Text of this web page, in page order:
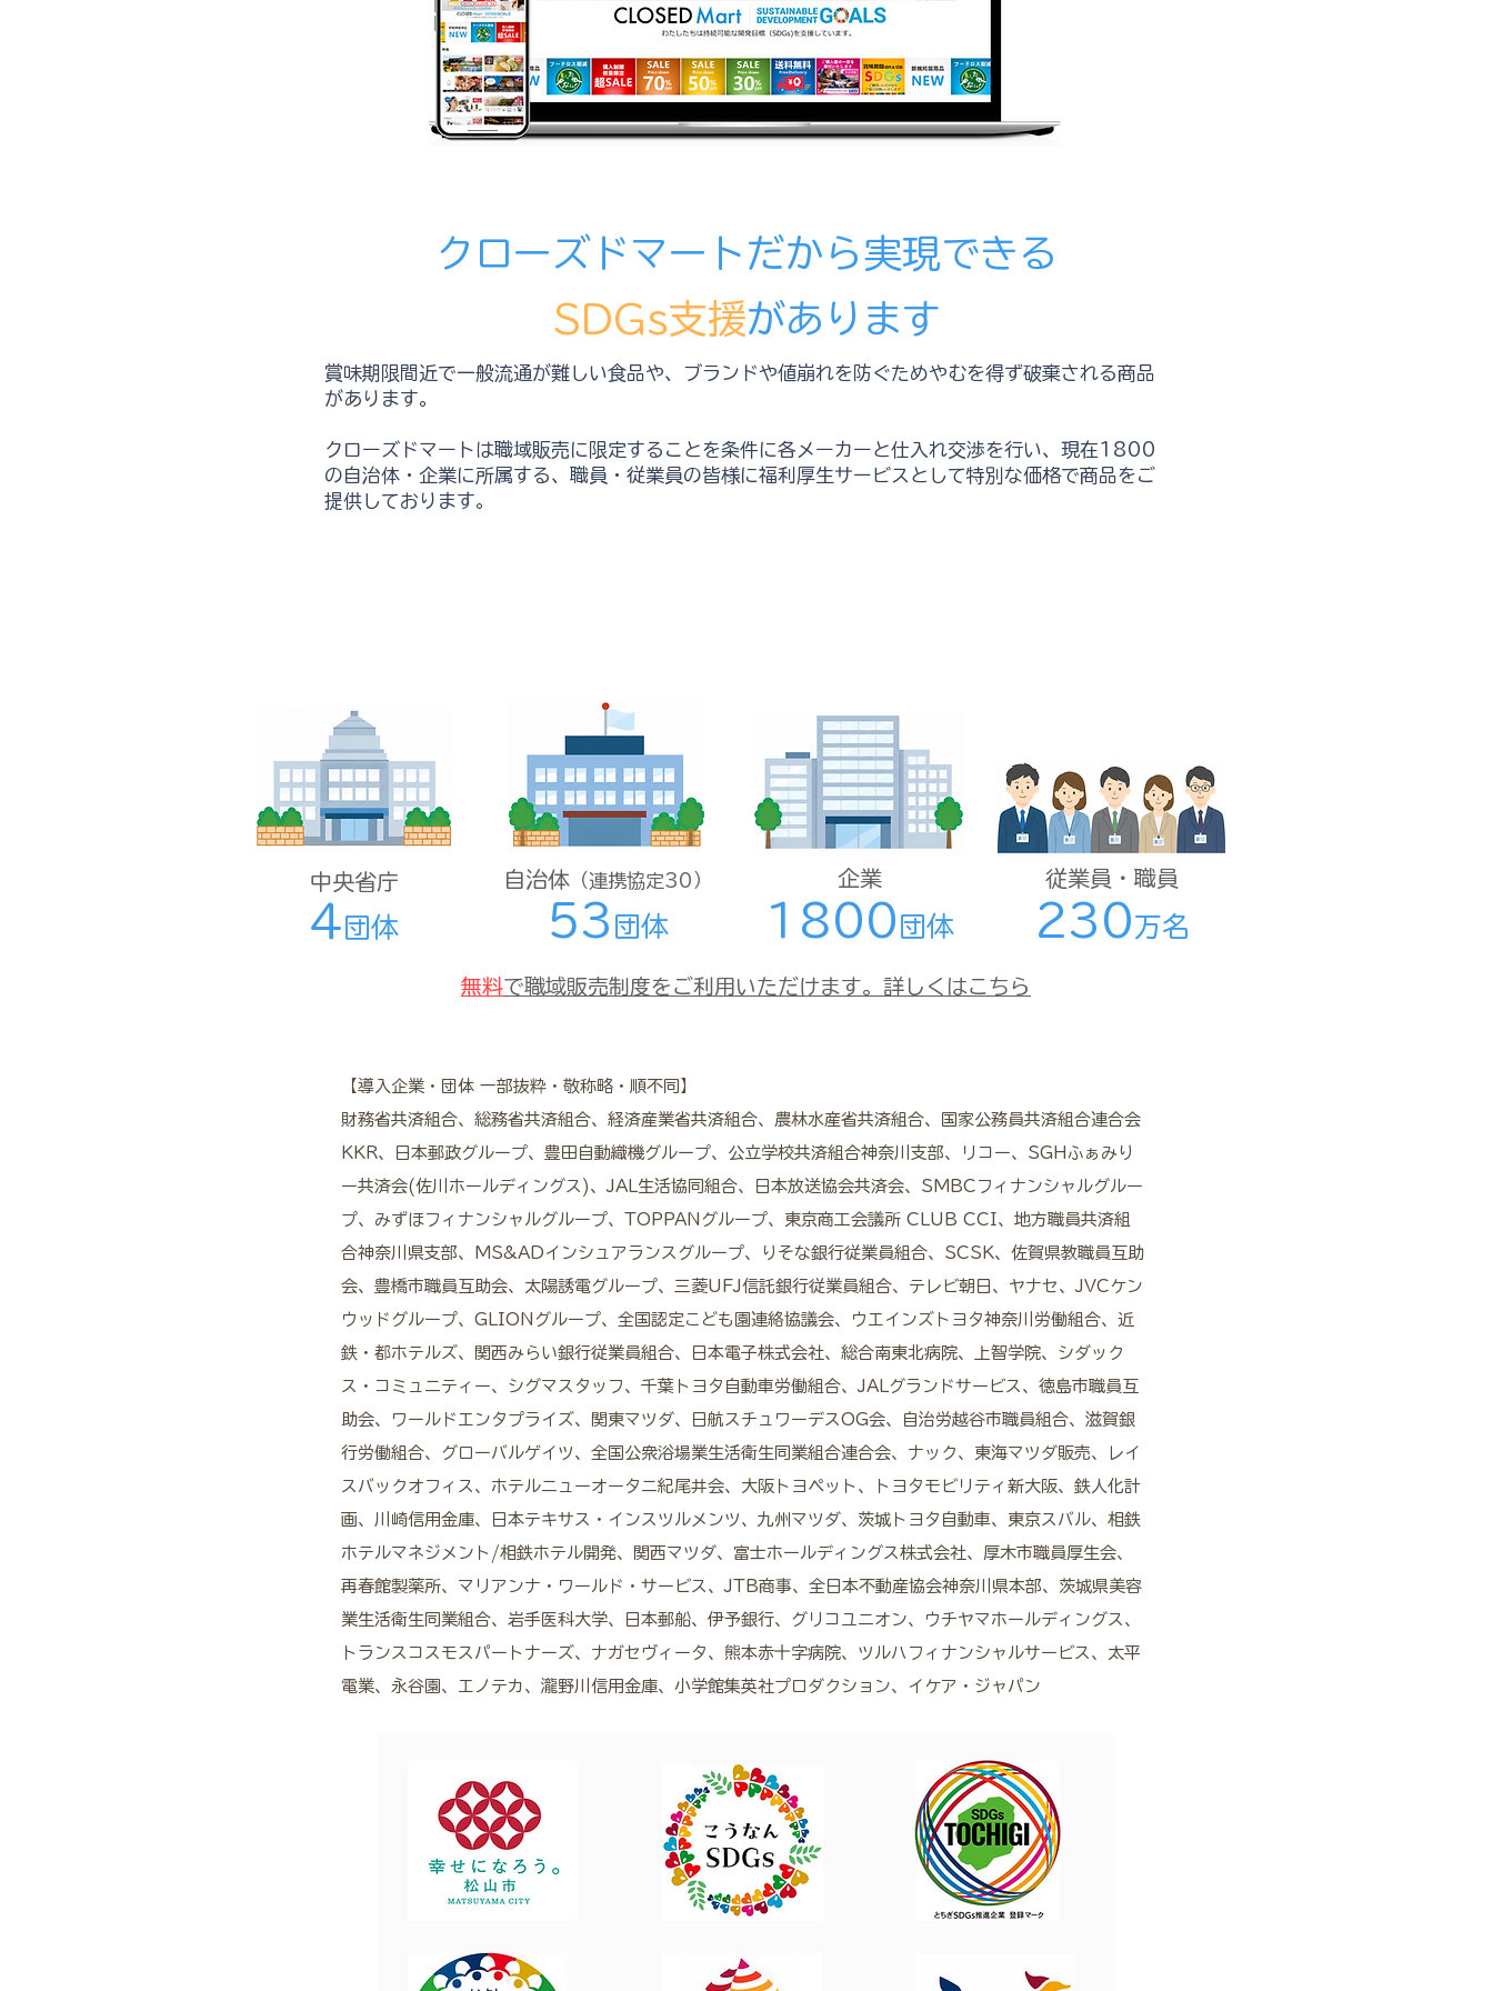
クローズドマートだから実現できる
SDGs支援があります
賞味期限間近で一般流通が難しい食品や、ブランドや値崩れを防ぐためやむを得ず破棄される商品
があります。
クローズドマートは職域販売に限定することを条件に各メーカーと仕入れ交渉を行い、現在1800
の自治体・企業に所属する、職員・従業員の皆様に福利厚生サービスとして特別な価格で商品をご
提供しております。
中央省庁
4 団体
自治体（連携協定30）
53 団体
企業
1800 団体
従業員・職員
230万名
無料で職域販売制度をご利用いただけます。詳しくはこちら
【導入企業・団体 一部抜粋・敬称略・順不同】
財務省共済組合、総務省共済組合、経済産業省共済組合、農林水産省共済組合、国家公務員共済組合連合会
KKR、日本郵政グループ、豊田自動織機グループ、公立学校共済組合神奈川支部、リコー、SGHふぁみり
ー共済会(佐川ホールディングス)、JAL生活協同組合、日本放送協会共済会、SMBCフィナンシャルグルー
プ、みずほフィナンシャルグループ、TOPPANグループ、東京商工会議所 CLUB CCI、地方職員共済組
合神奈川県支部、MS&ADインシュアランスグループ、りそな銀行従業員組合、SCSK、佐賀県教職員互助
会、豊橋市職員互助会、太陽誘電グループ、三菱UFJ信託銀行従業員組合、テレビ朝日、ヤナセ、JVCケン
ウッドグループ、GLIONグループ、全国認定こども園連絡協議会、ウエインズトヨタ神奈川労働組合、近
鉄・都ホテルズ、関西みらい銀行従業員組合、日本電子株式会社、総合南東北病院、上智学院、シダック
ス・コミュニティー、シグマスタッフ、千葉トヨタ自動車労働組合、JALグランドサービス、徳島市職員互
助会、ワールドエンタプライズ、関東マツダ、日航スチュワーデスOG会、自治労越谷市職員組合、滋賀銀
行労働組合、グローバルゲイツ、全国公衆浴場業生活衛生同業組合連合会、ナック、東海マツダ販売、レイ
スバックオフィス、ホテルニューオータニ紀尾井会、大阪トヨペット、トヨタモビリティ新大阪、鉄人化計
画、川崎信用金庫、日本テキサス・インスツルメンツ、九州マツダ、茨城トヨタ自動車、東京スバル、相鉄
ホテルマネジメント/相鉄ホテル開発、関西マツダ、富士ホールディングス株式会社、厚木市職員厚生会、
再春館製薬所、マリアンナ・ワールド・サービス、JTB商事、全日本不動産協会神奈川県本部、茨城県美容
業生活衛生同業組合、岩手医科大学、日本郵船、伊予銀行、グリコユニオン、ウチヤマホールディングス、
トランスコスモスパートナーズ、ナガセヴィータ、熊本赤十字病院、ツルハフィナンシャルサービス、太平
電業、永谷園、エノテカ、瀧野川信用金庫、小学館集英社プロダクション、イケア・ジャパン